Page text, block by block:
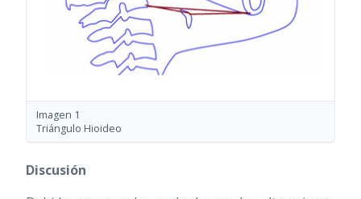
Imagen 1
Triángulo Hioideo
Discusión